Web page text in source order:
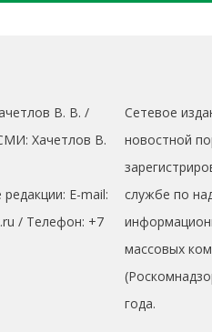
B. B. /
Хaчeтлoв B.
E-mail:
/ Телефон: +7
Сетевое
новостной
службе по
массовых
года.